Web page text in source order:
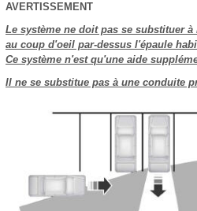
AVERTISSEMENT
Le système ne doit pas se substituer
au coup d'oeil par-dessus l'épaule
Ce système n'est qu'une aide
Il ne se substitue pas à une conduite